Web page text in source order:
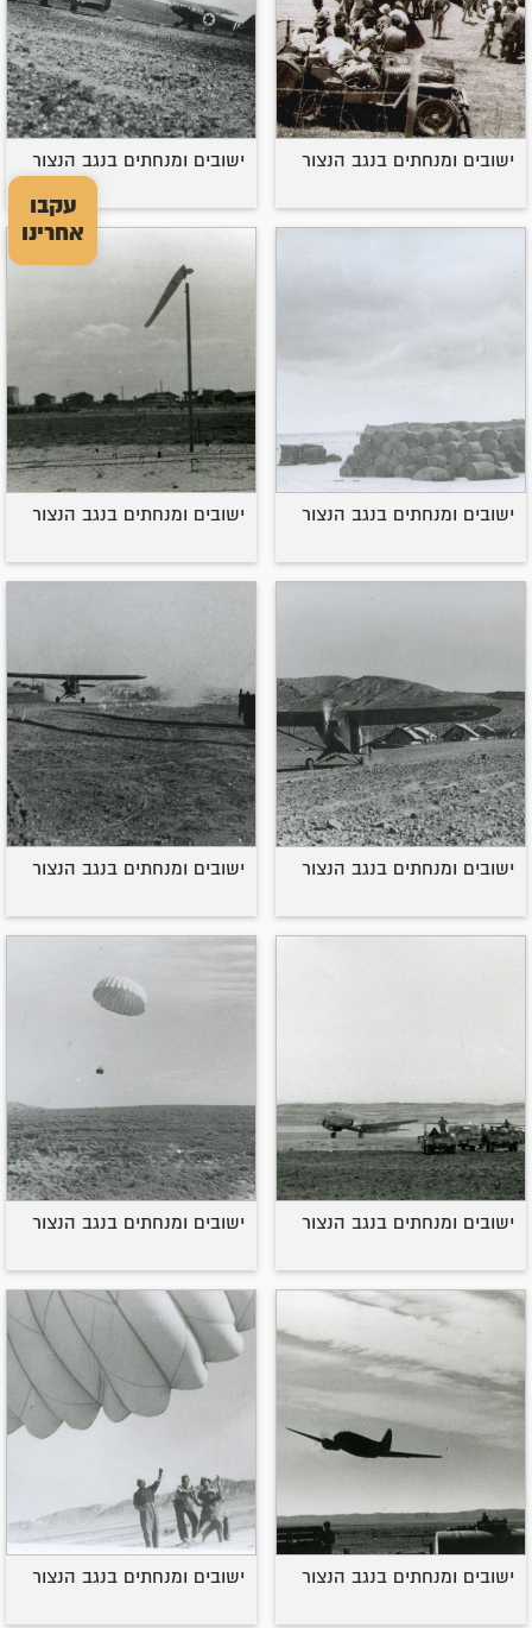
עקבו
אחרינו
ישובים ומנחתים בנגב הנצור ישובים ומנחתים בנגב הנצור
ישובים ומנחתים בנגב הנצור ישובים ומנחתים בנגב הנצור
ישובים ומנחתים בנגב הנצור ישובים ומנחתים בנגב הנצור
ישובים ומנחתים בנגב הנצור ישובים ומנחתים בנגב הנצור
ישובים ומנחתים בנגב הנצור ישובים ומנחתים בנגב הנצור